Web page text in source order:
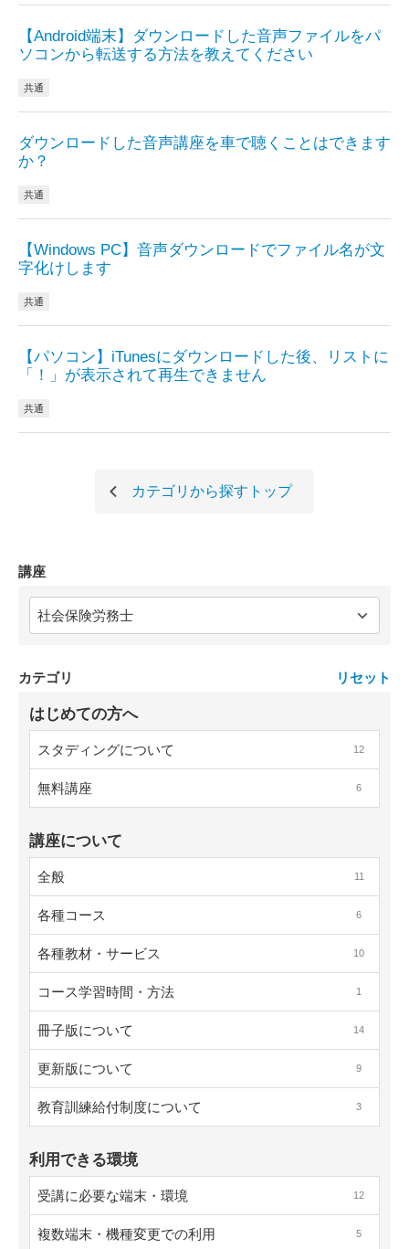
【Android端末】ダウンロードした音声ファイルをパ
ソコンから転送する方法を教えてください
共通
ダウンロードした音声講座を車で聴くことはできます
か？
共通
【Windows PC】音声ダウンロードでファイル名が文
字化けします
共通
【パソコン】iTunesにダウンロードした後、リストに
「！」が表示されて再生できません
共通
カテゴリから探す トップ
講座
カテゴリ リセット
はじめての方へ
スタディングについて 12
無料講座 6
講座について
全般 11
各種コース 6
各種教材・サービス 10
コース学習時間・方法 1
冊子版について 14
更新版について 9
教育訓練給付制度について 3
利用できる環境
受講に必要な端末・環境 12
複数端末・機種変更での利用 5